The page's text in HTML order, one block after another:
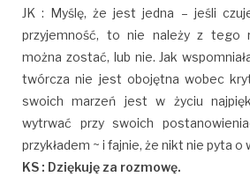
JK : Myślę, że jest jedna – jeśli
przyjemność, to nie należy z tego
można zostać, lub nie. Jak
twórcza nie jest obojętna wobec
swoich marzeń jest w życiu
wytrwać przy swoich
przykładem ~ i fajnie, że nikt nie pyta o
KS : Dziękuję za rozmowę.